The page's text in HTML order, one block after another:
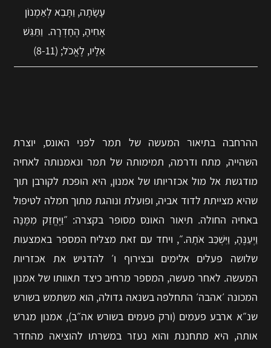
עָשָׂתָה, וַתָּבֵא לְאַמְנוֹן
אָחִיהָ, הֶחָדְרָה. וַתַּגֵּשׁ
אֵלָיו, לֶאֱכֹל; (8-11)
ההרחבה בתיאור המעשה של תמר לפני האונס, יוצרת
השהייה, מתח ודרמה, תמימותה של תמר ונאמנותה לאחיה
מודגשת אל מול אכזריותו של אמנון, היא הופכת לקורבן תוך
שהיא מצייתת לדוד אביה, ופועלת ונוהגת מתוך חמלה לטיפול
באחיה החולה. תיאור האונס מסופר בקצרה: ״וַיֶּחֱזַק מִמֶּנָּה
וַיְעַנֶּהָ, וַיִּשְׁכַּב אֹתָהּ.״, ויחד עם זאת מצליח המספר באמצעות
שלושה פעלים אלימים ובצירוף ו׳ להדגיש את אכזריות
המעשה. לאחר מעשה, המספר מרחיב כיצד תאוותו של אמנון
המכונה ׳אהבה׳ התחלפה בשנאה גדולה, הוא משתמש בשורש
שנ״א ארבע פעמים (ורק פעמים בשורש אה״ב), אמנון מגרש
אותה, היא מתחננת והוא נעזר במשרתו להוציאה מהחדר